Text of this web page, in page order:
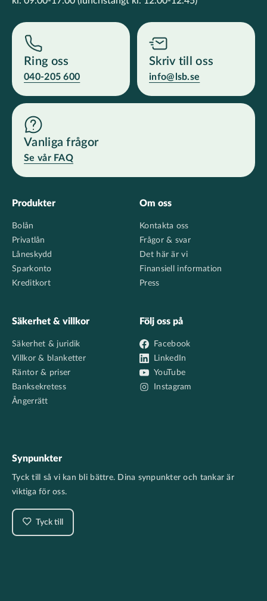
Ring oss
040-205 600
Skriv till oss
info@lsb.se
Vanliga frågor
Se vår FAQ
Footer
Produkter
Bolån
Privatlån
Låneskydd
Sparkonto
Kreditkort
Om oss
Kontakta oss
Frågor & svar
Det här är vi
Finansiell information
Press
Säkerhet & villkor
Säkerhet & juridik
Villkor & blanketter
Räntor & priser
Banksekretess
Ångerrätt
Följ oss på
Facebook
LinkedIn
YouTube
Instagram
Synpunkter
Tyck till så vi kan bli bättre. Dina synpunkter och tankar är
viktiga för oss.
Tyck till